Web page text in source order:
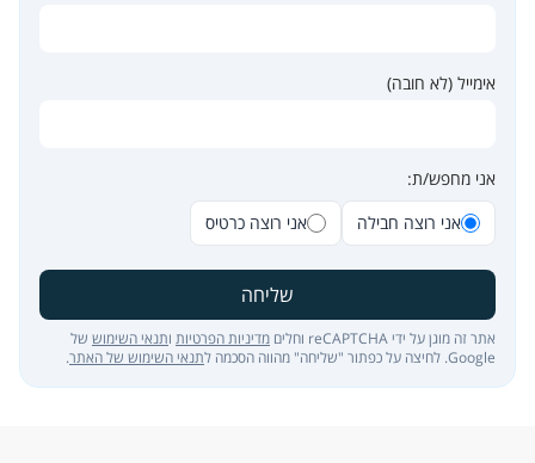
אימייל (לא חובה)
אני מחפש/ת:
אני רוצה חבילה
אני רוצה כרטיס
שליחה
אתר זה מוגן על ידי reCAPTCHA וחלים מדיניות הפרטיות ותנאי השימוש של
Google. לחיצה על כפתור "שליחה" מהווה הסכמה ל
תנאי השימוש של האתר.